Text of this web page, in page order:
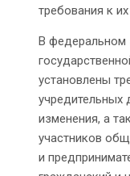
требования к
В
установлены
учредительных
изменения, а
участников
и